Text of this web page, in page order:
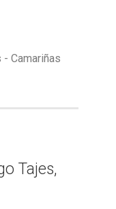
- Camariñas
Tajes,